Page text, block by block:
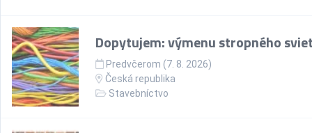
Dopytujem: výmenu stropného
Predvčerom (7. 8. 2026)
Česká republika
Stavebníctvo